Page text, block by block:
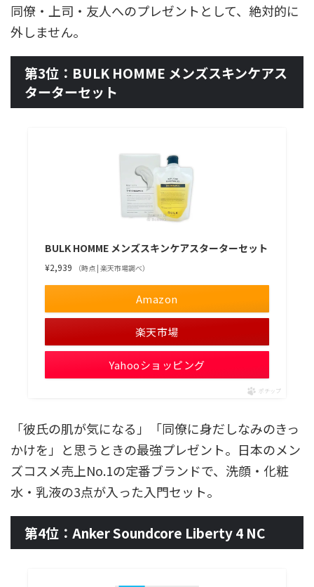
同僚・上司・友人へのプレゼントとして、絶対的に
外しません。
第3位：BULK HOMME メンズスキンケアス
ターターセット
BULK HOMME メンズスキンケアスターターセット
¥2,939 （時点 | 楽天市場調べ）
Amazon
楽天市場
Yahooショッピング
ポチップ
「彼氏の肌が気になる」「同僚に身だしなみのきっ
かけを」と思うときの最強プレゼント。日本のメン
ズコスメ売上No.1の定番ブランドで、洗顔・化粧
水・乳液の3点が入った入門セット。
第4位：Anker Soundcore Liberty 4 NC